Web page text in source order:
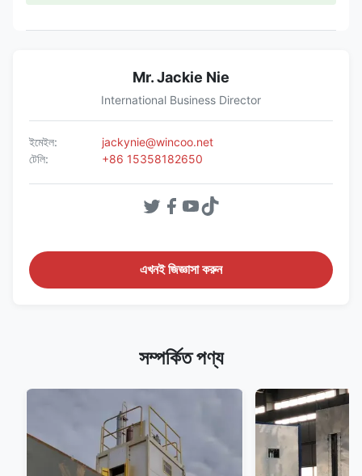
Mr. Jackie Nie
International Business Director
ইমেইল:
jackynie@wincoo.net
টেলি:
+86 15358182650
এখনই জিজ্ঞাসা করুন
সম্পর্কিত পণ্য